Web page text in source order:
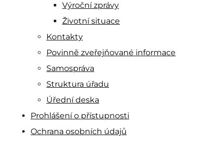
Výroční zprávy
Životní situace
Kontakty
Povinně zveřejňované informace
Samospráva
Struktura úřadu
Úřední deska
Prohlášení o přístupnosti
Ochrana osobních údajů